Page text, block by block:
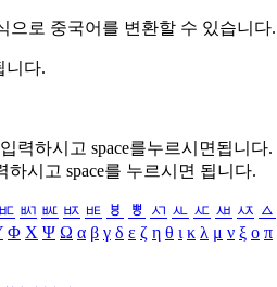
으로 중국어를 변환할 수 있습니다.
니다.
력하시고 space를누르시면됩니다.
하시고 space를 누르시면 됩니다.
ㅳ ㅴ ㅵ ㅶ ㅷ ㅸ ㅹ ㅺ ㅻ ㅼ ㅽ ㅾ ㅿ
Φ Χ Ψ Ω α β γ δ ε ζ η θ ι κ λ μ ν ξ ο π